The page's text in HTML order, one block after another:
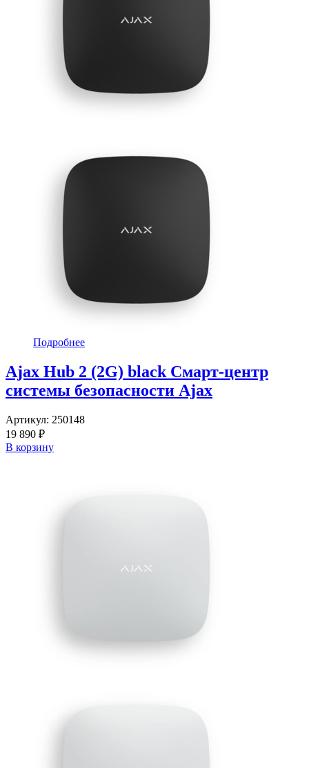
Подробнее
Ajax Hub 2 (2G) black Смарт-центр
системы безопасности Ajax
Артикул: 250148
19 890 ₽
В корзину